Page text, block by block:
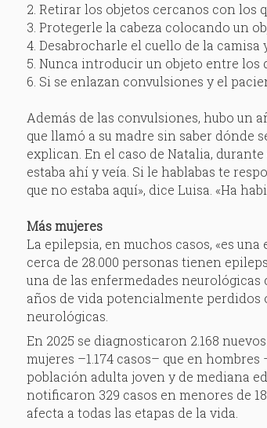
2. Retirar los objetos cercanos con los
3. Protegerle la cabeza colocando un
4. Desabrocharle el cuello de la camisa
5. Nunca introducir un objeto entre los
6. Si se enlazan convulsiones y el
Además de las convulsiones, hubo un
que llamó a su madre sin saber dónde
explican. En el caso de Natalia,
estaba ahí y veía. Si le hablabas te
que no estaba aquí», dice Luisa. «Ha
Más mujeres
La epilepsia, en muchos casos, «es
cerca de 28.000 personas tienen
una de las enfermedades
años de vida potencialmente perdidos
neurológicas.
En 2025 se diagnosticaron 2.168
mujeres –1.174 casos– que en
población adulta joven y de mediana
notificaron 329 casos en menores de
afecta a todas las etapas de la vida.